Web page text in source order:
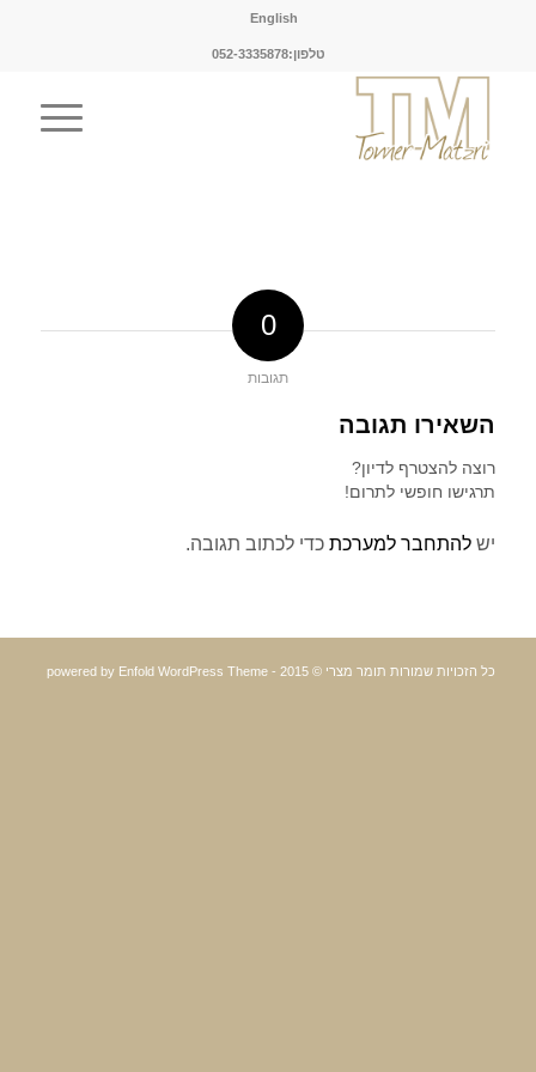
English
טלפון:052-3335878
0
תגובות
השאירו תגובה
רוצה להצטרף לדיון?
תרגישו חופשי לתרום!
יש להתחבר למערכתכדי לכתוב תגובה.
כל הזכויות שמורות תומר מצרי © 2015 - powered by Enfold WordPress Theme